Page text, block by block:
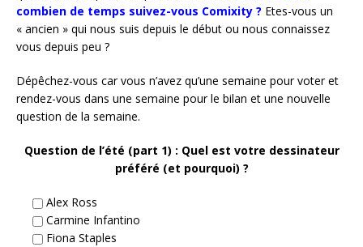
combien de temps suivez-vous Comixity ? Etes-vous un
« ancien » qui nous suis depuis le début ou nous connaissez
vous depuis peu ?
Dépêchez-vous car vous n’avez qu’une semaine pour voter et
rendez-vous dans une semaine pour le bilan et une nouvelle
question de la semaine.
Question de l’été (part 1) : Quel est votre dessinateur
préféré (et pourquoi) ?
Alex Ross
Carmine Infantino
Fiona Staples